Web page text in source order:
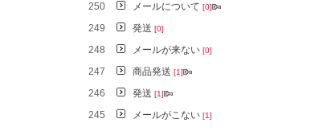
250
メールについて [0]
249
発送 [0]
248
メールが来ない [0]
247
商品発送 [1]
246
発送 [1]
245
メールがこない [1]